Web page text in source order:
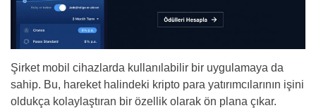
Şirket mobil cihazlarda kullanılabilir bir uygulamaya da
sahip. Bu, hareket halindeki kripto para yatırımcılarının işini
oldukça kolaylaştıran bir özellik olarak ön plana çıkar.